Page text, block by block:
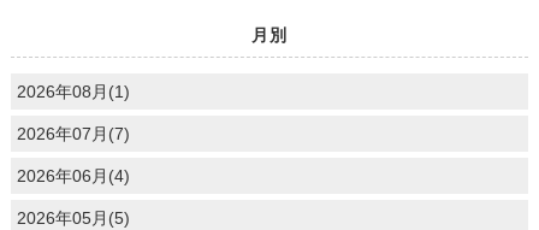
月別
2026年08月(1)
2026年07月(7)
2026年06月(4)
2026年05月(5)